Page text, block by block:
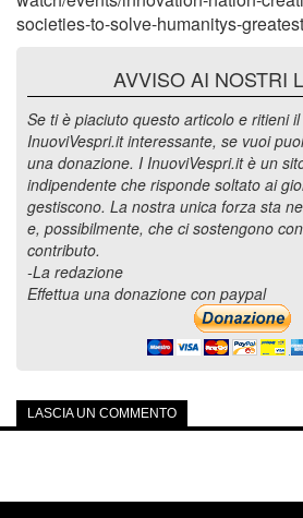
societies-to-solve-humanitys-
AVVISO AI NOSTRI
Se ti è piaciuto questo articolo e ritieni
InuoviVespri.it interessante, se vuoi
una donazione. I InuoviVespri.it è un
indipendente che risponde soltato ai
gestiscono. La nostra unica forza sta
e, possibilmente, che ci sostengono
contributo.
-La redazione
Effettua una donazione con paypal
LASCIA UN COMMENTO